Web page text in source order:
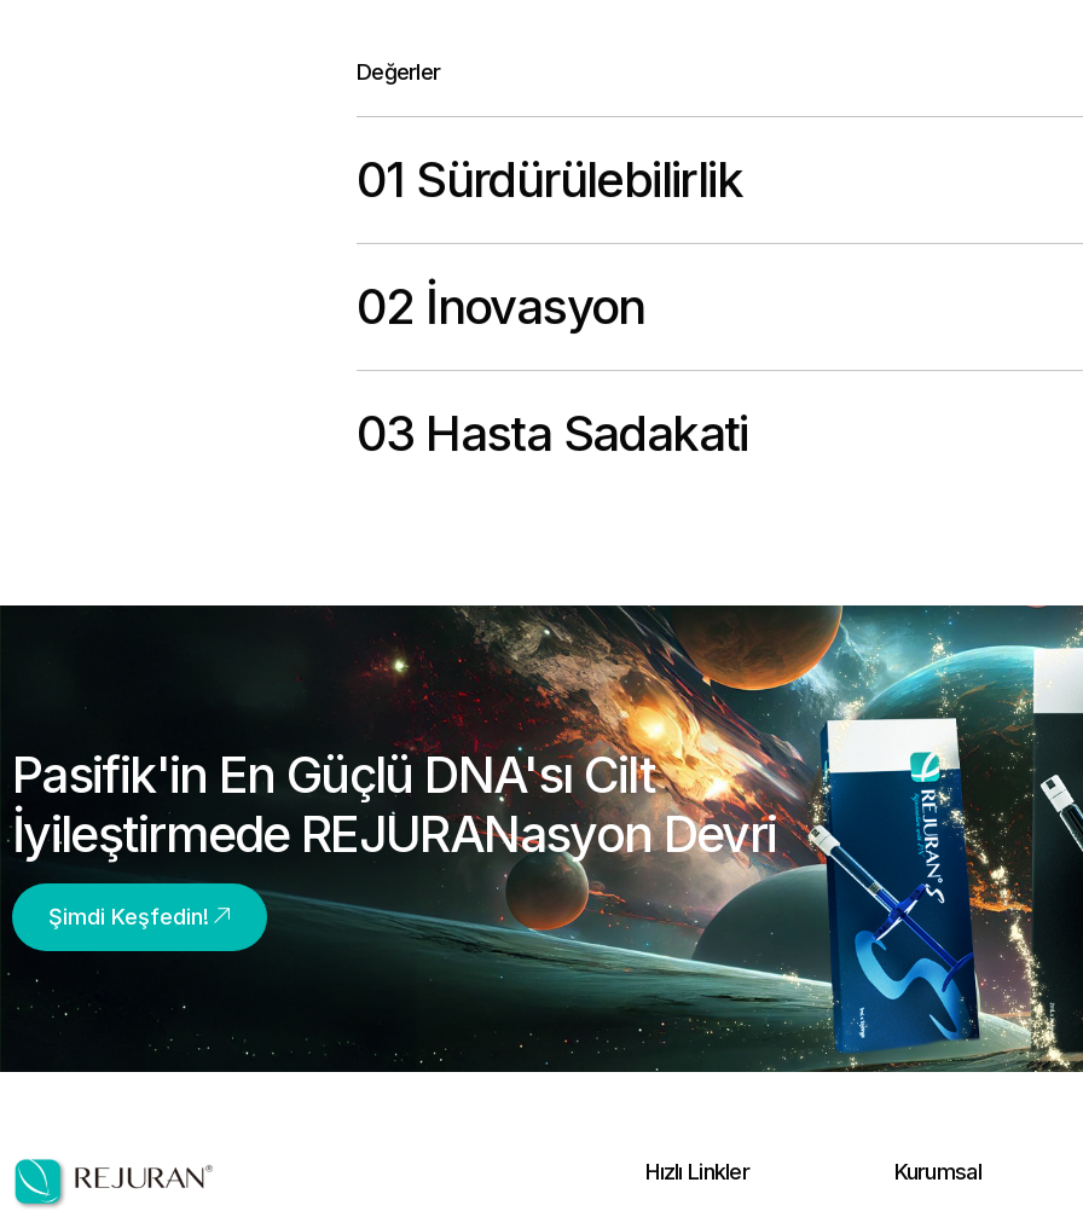
Değerler
01 Sürdürülebilirlik
02 İnovasyon
03 Hasta Sadakati
Pasifik'in En Güçlü DNA'sı Cilt
İyileştirmede REJURANasyon Devri
Şimdi Keşfedin!
Hızlı Linkler Kurumsal